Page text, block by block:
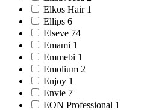
Elkos Hair 1
Ellips 6
Elseve 74
Emami 1
Emmebi 1
Emolium 2
Enjoy 1
Envie 7
EON Professional 1